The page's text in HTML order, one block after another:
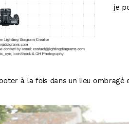
je
à la fois dans un lieu